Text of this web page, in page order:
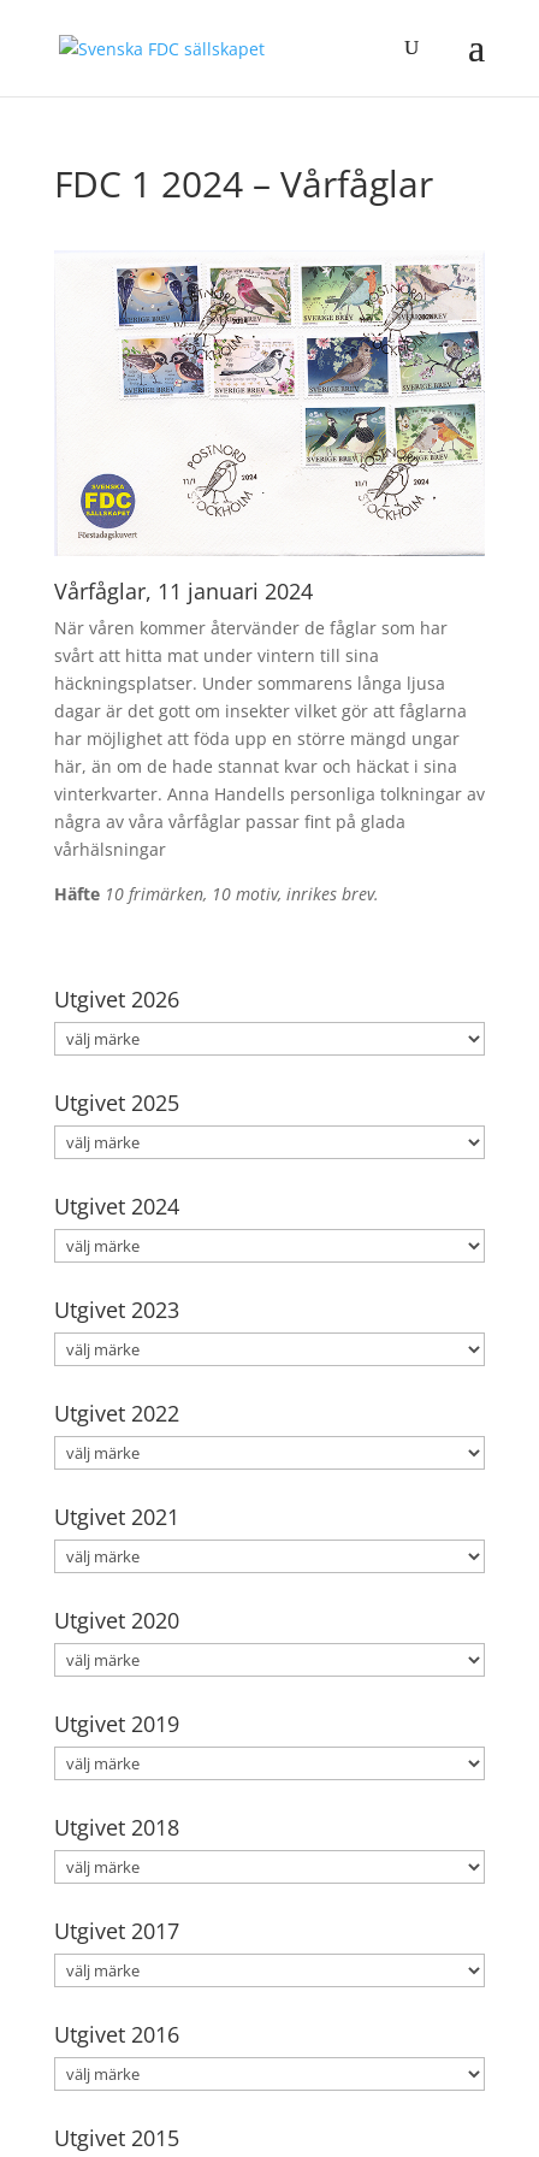
FDC 1 2024 – Vårfåglar
Vårfåglar, 11 januari 2024
När våren kommer återvänder de fåglar som har
svårt att hitta mat under vintern till sina
häckningsplatser. Under sommarens långa ljusa
dagar är det gott om insekter vilket gör att fåglarna
har möjlighet att föda upp en större mängd ungar
här, än om de hade stannat kvar och häckat i sina
vinterkvarter. Anna Handells personliga tolkningar av
några av våra vårfåglar passar fint på glada
vårhälsningar
Häfte 10 frimärken, 10 motiv, inrikes brev.
Utgivet 2026
Utgivet 2025
Utgivet 2024
Utgivet 2023
Utgivet 2022
Utgivet 2021
Utgivet 2020
Utgivet 2019
Utgivet 2018
Utgivet 2017
Utgivet 2016
Utgivet 2015